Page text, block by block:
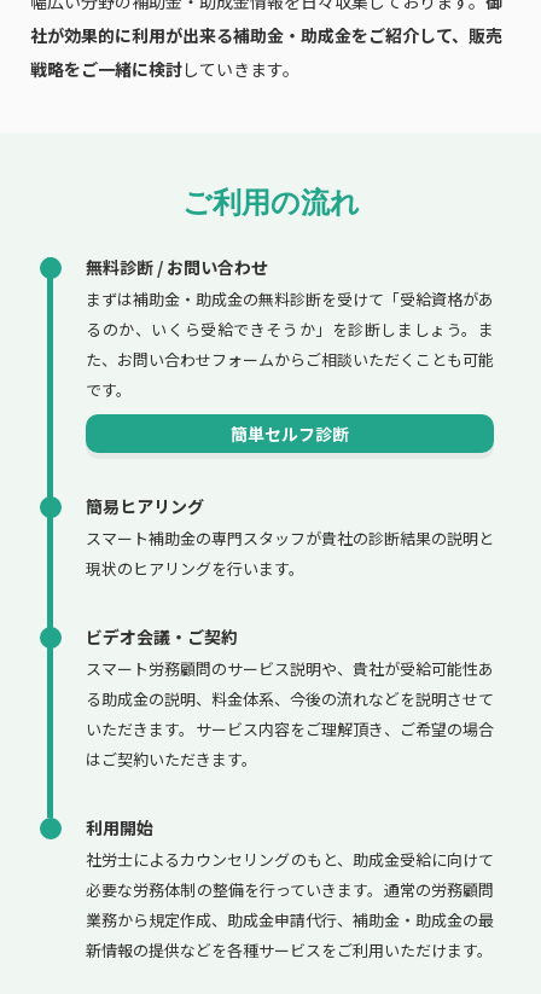
社が効果的に利用が出来る補助金・助成金をご紹介して、販売
戦略をご一緒に検討していきます。
ご利用の流れ
無料診断 / お問い合わせ
まずは補助金・助成金の無料診断を受けて「受給資格があ
るのか、いくら受給できそうか」を診断しましょう。ま
た、お問い合わせフォームからご相談いただくことも可能
です。
簡単セルフ診断
簡易ヒアリング
スマート補助金の専門スタッフが貴社の診断結果の説明と
現状のヒアリングを行います。
ビデオ会議・ご契約
スマート労務顧問のサービス説明や、貴社が受給可能性あ
る助成金の説明、料金体系、今後の流れなどを説明させて
いただきます。サービス内容をご理解頂き、ご希望の場合
はご契約いただきます。
利用開始
社労士によるカウンセリングのもと、助成金受給に向けて
必要な労務体制の整備を行っていきます。通常の労務顧問
業務から規定作成、助成金申請代行、補助金・助成金の最
新情報の提供などを各種サービスをご利用いただけます。